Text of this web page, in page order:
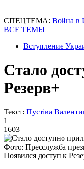
СПЕЦТЕМА: Война в
ВСЕ ТЕМЫ
Вступление
Стало
Резерв+
Текст: Пустіва
1
1603
Фото: Пресслужба
Появился доступ к